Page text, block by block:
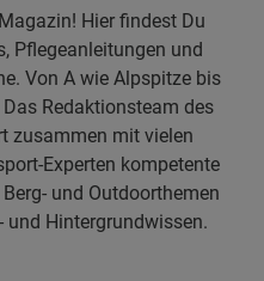
Hier findest Du
Pflegeanleitungen und
Von A wie Alpspitze bis
Redaktionsteam des
zusammen mit vielen
Experten kompetente
und Outdoorthemen
und Hintergrundwissen.